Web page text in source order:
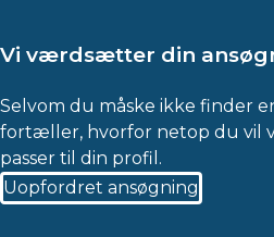
Vi værdsætter din
Selvom du måske ikke finder
fortæller, hvorfor netop du vil
passer til din profil.
Uopfordret ansøgning